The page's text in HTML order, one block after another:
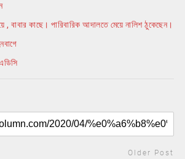
, বাবার কাছে। পারিবারিক আদালতে মেয়ে নালিশ ঠুকেছেন।
Older Post